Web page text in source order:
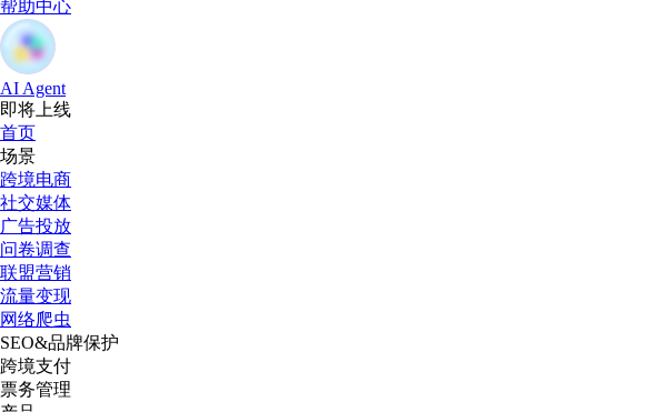
帮助中心
AI Agent
即将上线
首页
场景
跨境电商
社交媒体
广告投放
问卷调查
联盟营销
流量变现
网络爬虫
SEO&品牌保护
跨境支付
票务管理